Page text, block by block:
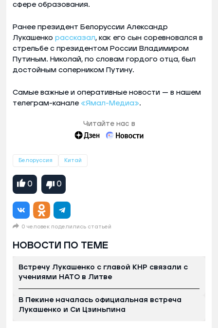
сфере образования.
Ранее президент Белоруссии Александр
Лукашенко рассказал, как его сын соревновался в
стрельбе с президентом России Владимиром
Путиным. Николай, по словам гордого отца, был
достойным соперником Путину.
Самые важные и оперативные новости — в нашем
телеграм-канале «Ямал-Медиа».
Читайте нас в
Белоруссия Китай
0 0
0 человек поделились статьей
НОВОСТИ ПО ТЕМЕ
Встречу Лукашенко с главой КНР связали с
учениями НАТО в Литве
В Пекине началась официальная встреча
Лукашенко и Си Цзиньпина